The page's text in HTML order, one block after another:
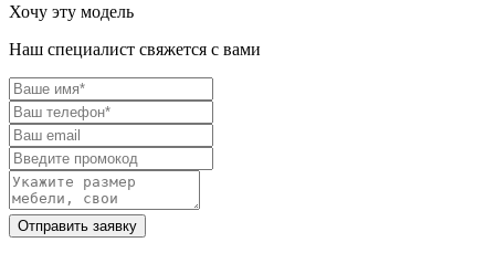
Хочу эту модель
Наш специалист свяжется с вами